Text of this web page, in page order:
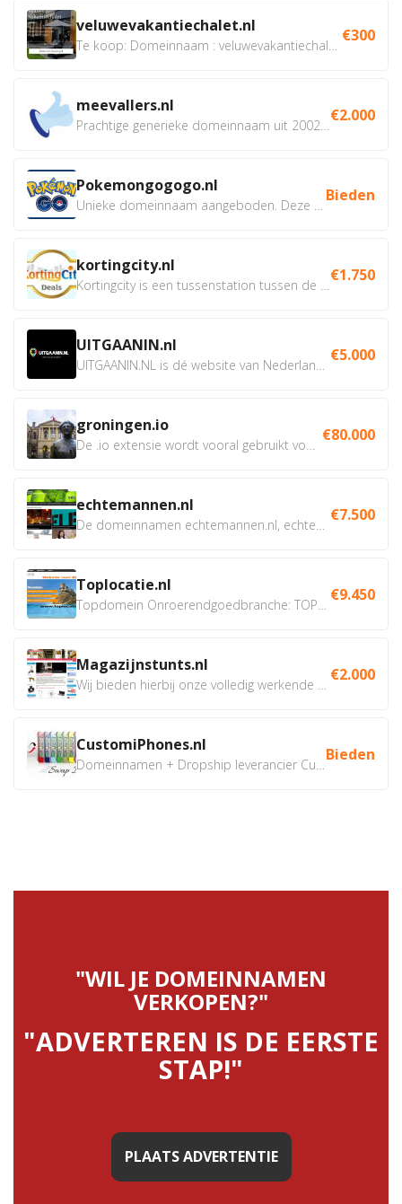
veluwevakantiechalet.nl €300
meevallers.nl €2.000
Pokemongogogo.nl Bieden
kortingcity.nl €1.750
UITGAANIN.nl €5.000
groningen.io €80.000
echtemannen.nl €7.500
Toplocatie.nl €9.450
Magazijnstunts.nl €2.000
CustomiPhones.nl Bieden
"WIL JE DOMEINNAMEN
VERKOPEN?"
"ADVERTEREN IS DE EERSTE
STAP!"
PLAATS ADVERTENTIE